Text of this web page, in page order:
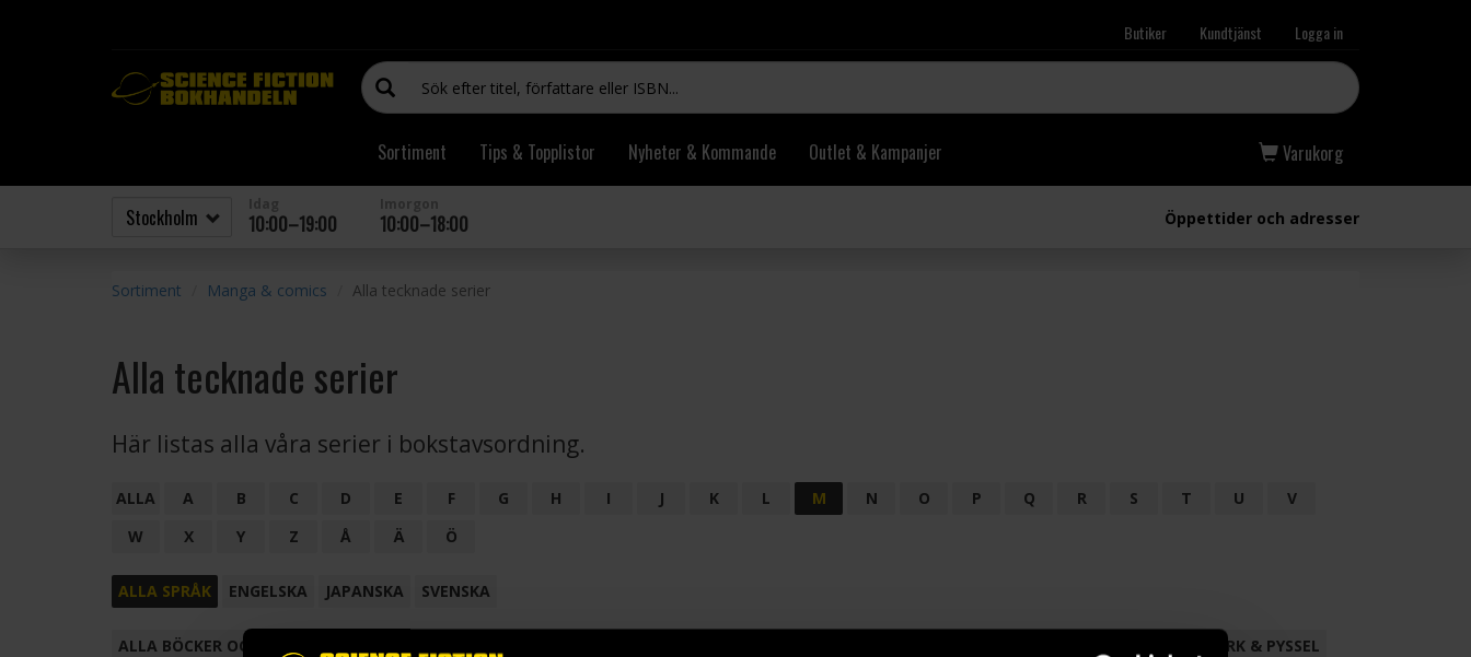
Butiker Kundtjänst Logga in
Sortiment Tips & Topplistor Nyheter & Kommande Outlet & Kampanjer Varukorg
10:00–19:00 10:00–18:00 Öppettider och adresser
Sortiment Manga & comics Alla tecknade serier
Alla tecknade serier
Här listas alla våra serier i bokstavsordning.
ALLA A B C D E F G H I J K L M N O P Q R S T U
V
W
X Y Z Å Ä Ö
ALLA SPRÅK ENGELSKA JAPANSKA SVENSKA
ALLA BÖCKER OCH TECKNADE SERIER
HANTVERK & PYSSEL